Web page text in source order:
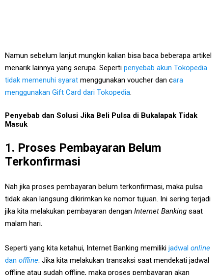
Namun sebelum lanjut mungkin kalian bisa baca beberapa artikel
menarik lainnya yang serupa. Seperti penyebab akun Tokopedia
tidak memenuhi syarat menggunakan voucher dan cara
menggunakan Gift Card dari Tokopedia.
Penyebab dan Solusi Jika Beli Pulsa di Bukalapak Tidak
Masuk
1. Proses Pembayaran Belum
Terkonfirmasi
Nah jika proses pembayaran belum terkonfirmasi, maka pulsa
tidak akan langsung dikirimkan ke nomor tujuan. Ini sering terjadi
jika kita melakukan pembayaran dengan Internet Banking saat
malam hari.
Seperti yang kita ketahui, Internet Banking memiliki jadwal online
dan offline. Jika kita melakukan transaksi saat mendekati jadwal
offline atau sudah offline, maka proses pembayaran akan